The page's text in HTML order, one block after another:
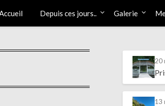
Depuis ces jours.. Galerie
20
13